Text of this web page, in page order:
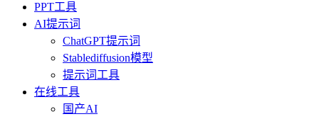
PPT工具
AI提示词
ChatGPT提示词
Stablediffusion模型
提示词工具
在线工具
国产AI